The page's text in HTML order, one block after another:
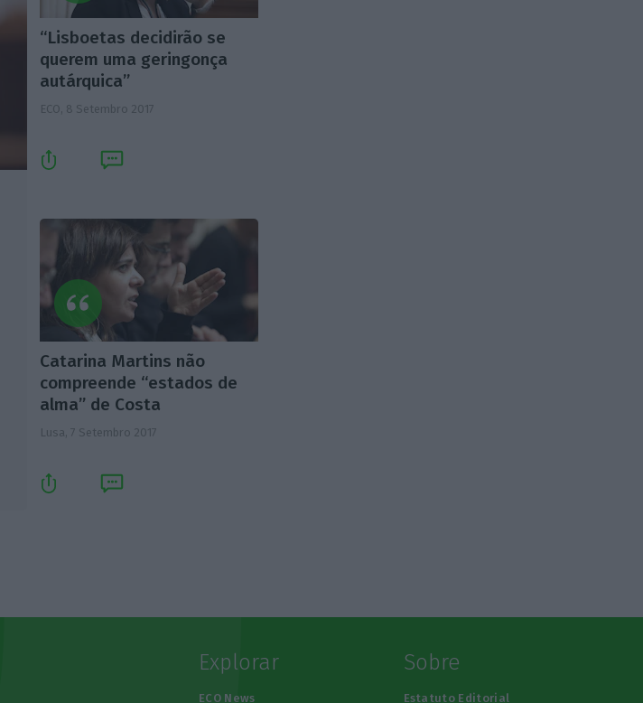
“Lisboetas decidirão se
querem uma geringonça
autárquica”
ECO, 8 Setembro 2017
Catarina Martins não
compreende “estados de
alma” de Costa
Lusa,7 Setembro 2017
Explorar
ECO News
Sobre
Estatuto Editorial